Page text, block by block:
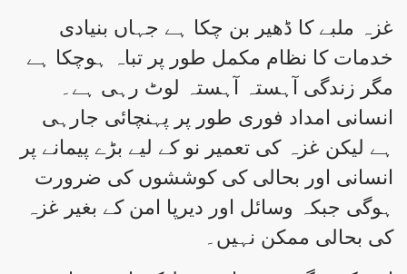
غزہ ملبے کا ڈھیر بن چکا ہے جہاں بنیادی
خدمات کا نظام مکمل طور پر تباہ ہوچکا ہے
مگر زندگی آہستہ آہستہ لوٹ رہی ہے۔
انسانی امداد فوری طور پر پہنچائی جارہی
ہے لیکن غزہ کی تعمیر نو کے لیے بڑے پیمانے پر
انسانی اور بحالی کی کوششوں کی ضرورت
ہوگی جبکہ وسائل اور دیرپا امن کے بغیر غزہ
کی بحالی ممکن نہیں۔